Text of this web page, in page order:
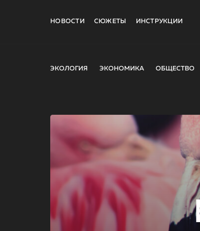
НОВОСТИ СЮЖЕТЫ ИНСТРУКЦИИ
ЭКОЛОГИЯ ЭКОНОМИКА ОБЩЕСТВО